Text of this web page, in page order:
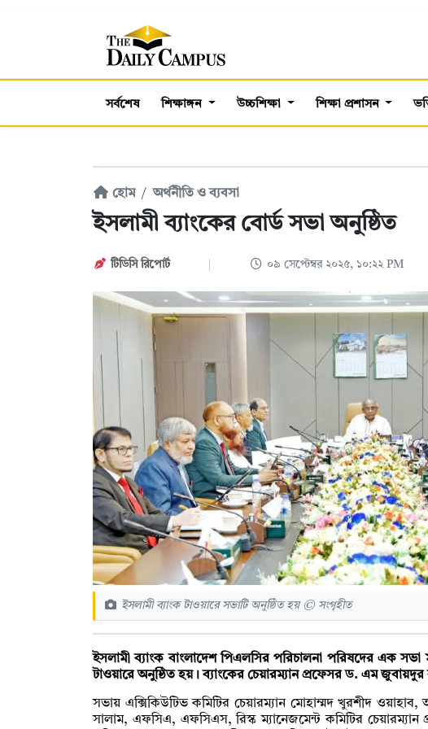
সর্বশেষ শিক্ষাঙ্গন উচ্চশিক্ষা শিক্ষা প্রশাসন
হোম অর্থনীতি ও ব্যবসা
ইসলামী ব্যাংকের বোর্ড সভা অনুষ্ঠিত
টিডিসি রিপোর্ট ০৯ সেপ্টেম্বর ২০২৫, ১০:২২ PM
ইসলামী ব্যাংক টাওয়ারে সভাটি অনুষ্ঠিত হয় © সংগৃহীত
ইসলামী ব্যাংক বাংলাদেশ পিএলসির পরিচালনা পরিষদের এক সভা
টাওয়ারে অনুষ্ঠিত হয়। ব্যাংকের চেয়ারম্যান প্রফেসর ড. এম
সভায় এক্সিকিউটিভ কমিটির চেয়ারম্যান মোহাম্মদ খুরশীদ
সালাম, এফসিএ, এফসিএস, রিস্ক ম্যানেজমেন্ট কমিটির